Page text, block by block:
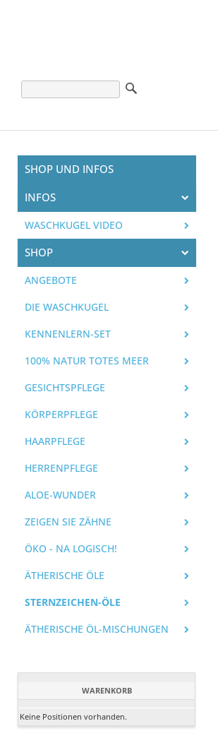
SHOP UND INFOS
INFOS
WASCHKUGEL VIDEO
SHOP
ANGEBOTE
DIE WASCHKUGEL
KENNENLERN-SET
100% NATUR TOTES MEER
GESICHTSPFLEGE
KÖRPERPFLEGE
HAARPFLEGE
HERRENPFLEGE
ALOE-WUNDER
ZEIGEN SIE ZÄHNE
ÖKO - NA LOGISCH!
ÄTHERISCHE ÖLE
STERNZEICHEN-ÖLE
ÄTHERISCHE ÖL-MISCHUNGEN
WARENKORB
Keine Positionen vorhanden.